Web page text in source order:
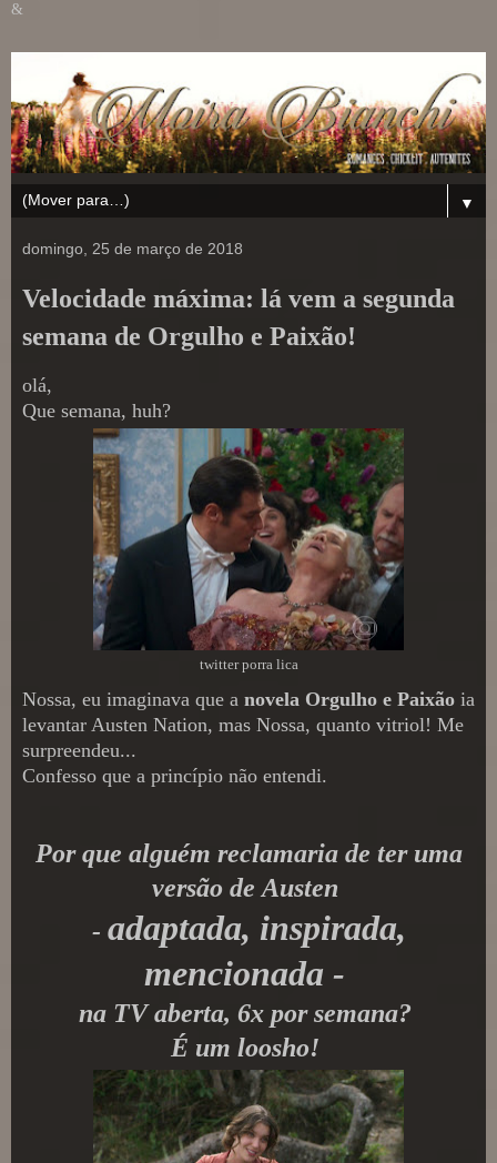
&
▼
domingo, 25 de março de 2018
Velocidade máxima: lá vem a segunda
semana de Orgulho e Paixão!
olá,
Que semana, huh?
twitter porra lica
Nossa, eu imaginava que a novela Orgulho e Paixão ia
levantar Austen Nation, mas Nossa, quanto vitriol! Me
surpreendeu...
Confesso que a princípio não entendi.
Por que alguém reclamaria de ter uma
versão de Austen
- adaptada, inspirada,
mencionada -
na TV aberta, 6x por semana?
É um loosho!